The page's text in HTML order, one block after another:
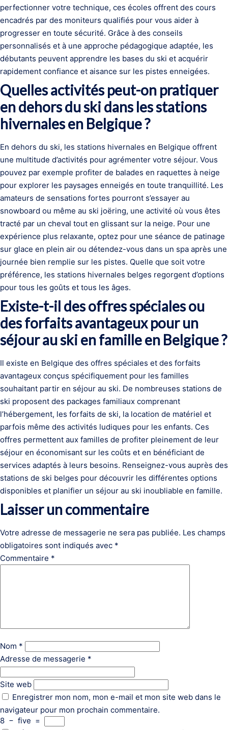
perfectionner votre technique, ces écoles offrent des cours
encadrés par des moniteurs qualifiés pour vous aider à
progresser en toute sécurité. Grâce à des conseils
personnalisés et à une approche pédagogique adaptée, les
débutants peuvent apprendre les bases du ski et acquérir
rapidement confiance et aisance sur les pistes enneigées.
Quelles activités peut-on pratiquer
en dehors du ski dans les stations
hivernales en Belgique ?
En dehors du ski, les stations hivernales en Belgique offrent
une multitude d’activités pour agrémenter votre séjour. Vous
pouvez par exemple profiter de balades en raquettes à neige
pour explorer les paysages enneigés en toute tranquillité. Les
amateurs de sensations fortes pourront s’essayer au
snowboard ou même au ski joëring, une activité où vous êtes
tracté par un cheval tout en glissant sur la neige. Pour une
expérience plus relaxante, optez pour une séance de patinage
sur glace en plein air ou détendez-vous dans un spa après une
journée bien remplie sur les pistes. Quelle que soit votre
préférence, les stations hivernales belges regorgent d’options
pour tous les goûts et tous les âges.
Existe-t-il des offres spéciales ou
des forfaits avantageux pour un
séjour au ski en famille en Belgique ?
Il existe en Belgique des offres spéciales et des forfaits
avantageux conçus spécifiquement pour les familles
souhaitant partir en séjour au ski. De nombreuses stations de
ski proposent des packages familiaux comprenant
l’hébergement, les forfaits de ski, la location de matériel et
parfois même des activités ludiques pour les enfants. Ces
offres permettent aux familles de profiter pleinement de leur
séjour en économisant sur les coûts et en bénéficiant de
services adaptés à leurs besoins. Renseignez-vous auprès des
stations de ski belges pour découvrir les différentes options
disponibles et planifier un séjour au ski inoubliable en famille.
Laisser un commentaire
Votre adresse de messagerie ne sera pas publiée. Les champs
obligatoires sont indiqués avec *
Commentaire *
Nom *
Adresse de messagerie *
Site web
Enregistrer mon nom, mon e-mail et mon site web dans le
navigateur pour mon prochain commentaire.
8 − five =